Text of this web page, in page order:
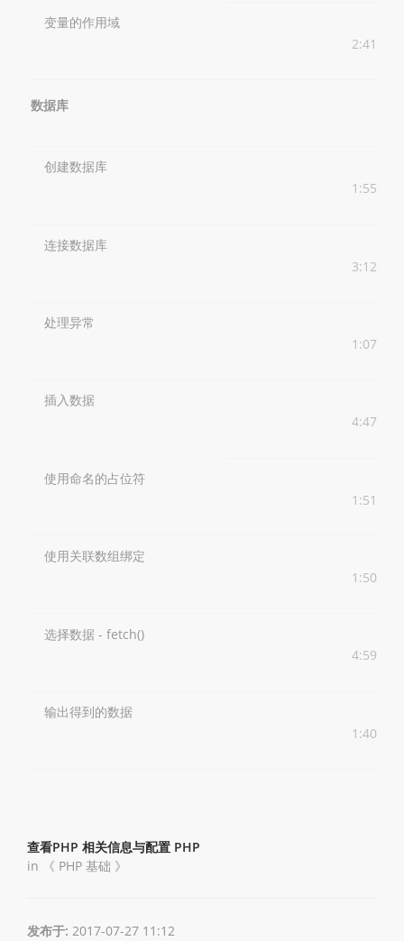
变量的作用域
2:41
数据库
创建数据库
1:55
连接数据库
3:12
处理异常
1:07
插入数据
4:47
使用命名的占位符
1:51
使用关联数组绑定
1:50
选择数据 - fetch()
4:59
输出得到的数据
1:40
查看PHP 相关信息与配置 PHP
in 《 PHP 基础 》
发布于: 2017-07-27 11:12